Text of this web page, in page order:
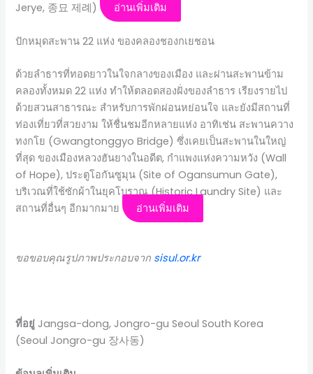
Jerye, 종묘 제례)
อ่านเพิ่มเติม
ปักหมุดสะพาน 22 แห่ง ของคลองชองกเยชอน
ด้วยลำธารที่ทอดยาวในใจกลางของเมือง และผ่านสะพานข้าม
คลองทั้งหมด 22 แห่ง ทำให้ตลอดสองฝั่งของลำธาร เรียงรายไป
ด้วยสวนสาธารณะ สำหรับการพักผ่อนหย่อนใจ และยังมีสถานที่
ท่องเที่ยวที่สวยงาม ให้ชื่นชมอีกหลายแห่ง อาทิเช่น สะพานควาง
ทงกโย (Gwangtonggyo Bridge) ซึ่งเคยเป็นสะพานในใหญ่
ที่สุด ของเมืองหลวงฮันยางในอดีต, กำแพงแห่งความหวัง (Wall
of Hope), ประตูโอกันซูมุน (Site of Ogansumun Gate),
บริเวณที่ใช้ซักผ้าในยุคโบราณ (Historic Laundry Site) และ
สถานที่อื่นๆ อีกมากมาย
อ่านเพิ่มเติม
ขอขอบคุณรูปภาพประกอบจาก sisul.or.kr
ที่อยู่ Jangsa-dong, Jongro-gu Seoul South Korea
(Seoul Jongro-gu 장사동)